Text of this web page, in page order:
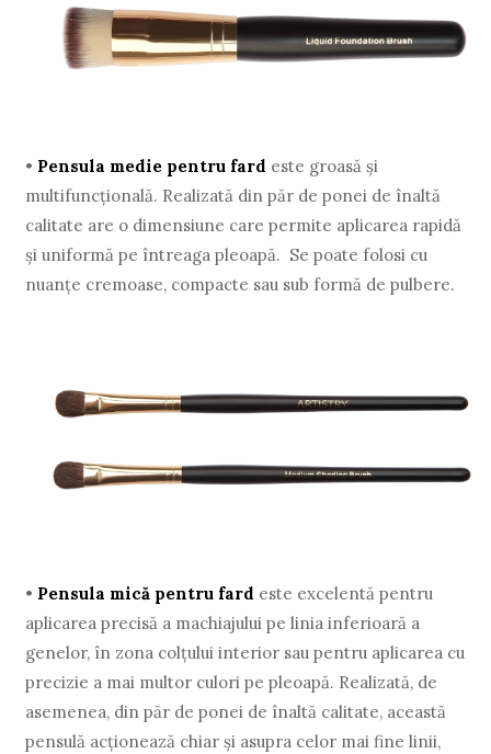
• Pensula medie pentru fard este groasă și
multifuncțională. Realizată din păr de ponei de înaltă
calitate are o dimensiune care permite aplicarea rapidă
și uniformă pe întreaga pleoapă. Se poate folosi cu
nuanțe cremoase, compacte sau sub formă de pulbere.
• Pensula mică pentru fard este excelentă pentru
aplicarea precisă a machiajului pe linia inferioară a
genelor, în zona colțului interior sau pentru aplicarea cu
precizie a mai multor culori pe pleoapă. Realizată, de
asemenea, din păr de ponei de înaltă calitate, această
pensulă acționează chiar și asupra celor mai fine linii,